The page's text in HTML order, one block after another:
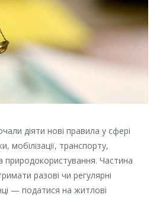
діяти нові правила у сфері
мобілізації, транспорту,
природокористування. Частина
разові чи регулярні
— податися на житлові